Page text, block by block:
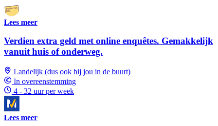
Lees meer
Verdien extra geld met online enquêtes. Gemakkelijk
vanuit huis of onderweg.
Landelijk (dus ook bij jou in de buurt)
In overeenstemming
4 - 32 uur per week
Lees meer